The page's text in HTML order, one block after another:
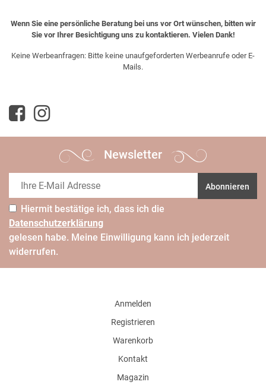
Wenn Sie eine persönliche Beratung bei uns vor Ort wünschen, bitten wir
Sie vor Ihrer Besichtigung uns zu kontaktieren. Vielen Dank!
Keine Werbeanfragen: Bitte keine unaufgeforderten Werbeanrufe oder E-
Mails.
Newsletter
Abonnieren
Hiermit bestätige ich, dass ich die
Daten­schutz­erklärung
gelesen habe. Meine Einwilligung kann ich jederzeit
widerrufen.
Anmelden
Registrieren
Warenkorb
Kontakt
Magazin